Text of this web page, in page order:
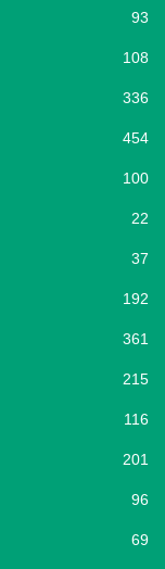
93
108
336
454
100
22
37
192
361
215
116
201
96
69